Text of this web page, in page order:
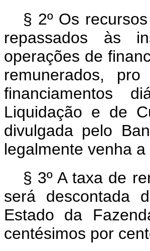
§ 2º Os
repassados às
operações de
remunerados,
financiamentos
Liquidação e de
divulgada pelo
legalmente venha
§ 3º A taxa de
será descontada
Estado da
centésimos por